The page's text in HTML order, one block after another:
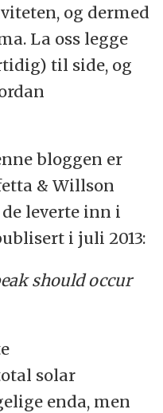
og dermed
La oss legge
til side, og
bloggen er
& Willson
leverte inn i
i juli 2013:
should occur
solar
enda, men